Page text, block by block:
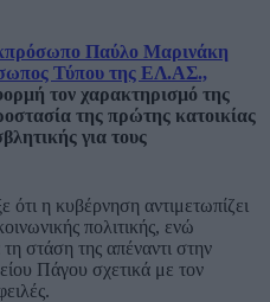
Παύλο Μαρινάκη
Τύπου της ΕΛ.ΑΣ.,
τον χαρακτηρισμό της
της πρώτης κατοικίας
για τους
η κυβέρνηση αντιμετωπίζει
πολιτικής, ενώ
στάση της απέναντι στην
Πάγου σχετικά με τον